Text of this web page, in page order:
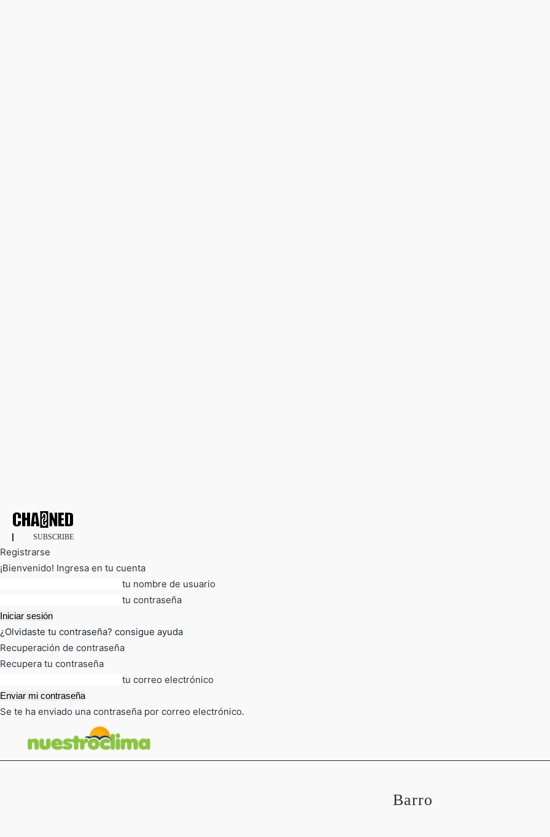
SUBSCRIBE
Registrarse
¡Bienvenido! Ingresa en tu cuenta
tu nombre de usuario
tu contraseña
¿Olvidaste tu contraseña? consigue ayuda
Recuperación de contraseña
Recupera tu contraseña
tu correo electrónico
Se te ha enviado una contraseña por correo electrónico.
Barro